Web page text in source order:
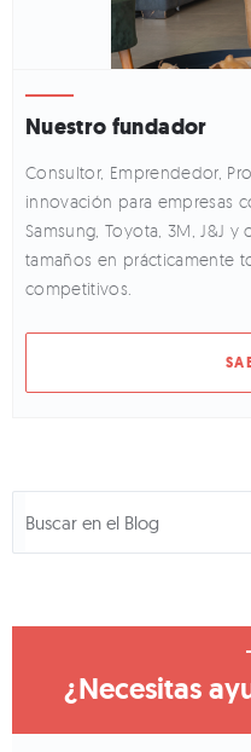
Nuestro fundador
Consultor, Emprendedor,
innovación para empresas
Samsung, Toyota, 3M, J&J
tamaños en prácticamente
competitivos.
¿Necesitas